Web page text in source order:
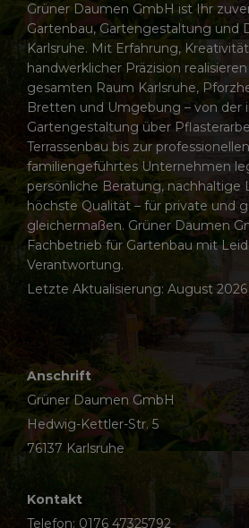
Grüner Daumen GmbH ist Ihr
Gartenbau, Gartengestaltung und
Karlsruhe. Mit Erfahrung,
handwerklicher Präzision
gesamten Raum Karlsruhe,
Bretten und Umgebung – von der
Gartengestaltung über
Terrassenbau bis zur
familiengeführtes Unternehmen
persönliche Beratung, nachhaltige
höchste Qualität – für private und
gleichermaßen. Grüner Daumen
Fachbetrieb für Gartenbau mit
Verantwortung.
Letzte Aktualisierung: August 2026
Anschrift
Grüner Daumen GmbH
Hedwig-Kettler-Str. 5
76137 Karlsruhe
Kontakt
Telefon: 0176 47325792